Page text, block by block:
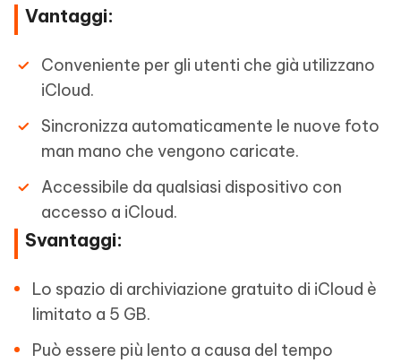
Vantaggi:
Conveniente per gli utenti che già utilizzano
iCloud.
Sincronizza automaticamente le nuove foto
man mano che vengono caricate.
Accessibile da qualsiasi dispositivo con
accesso a iCloud.
Svantaggi:
Lo spazio di archiviazione gratuito di iCloud è
limitato a 5 GB.
Può essere più lento a causa del tempo